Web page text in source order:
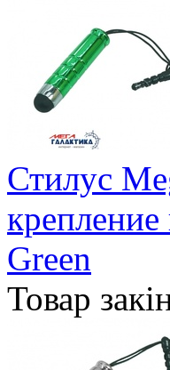
Стилус
Green
Товар